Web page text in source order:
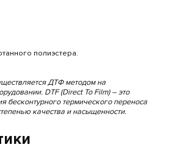
полиэстера.
ДТФ методом на
DTF (Direct To Film) – это
бесконтурного термического переноса
качества и насыщенности.